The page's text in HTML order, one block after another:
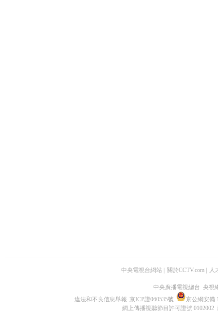
中央電視台網站 關於CCTV.com 人
中央廣播電視總台 央視
違法和不良信息舉報 京ICP證060535號
京公網安備
網上傳播視聽節目許可證號 0102002